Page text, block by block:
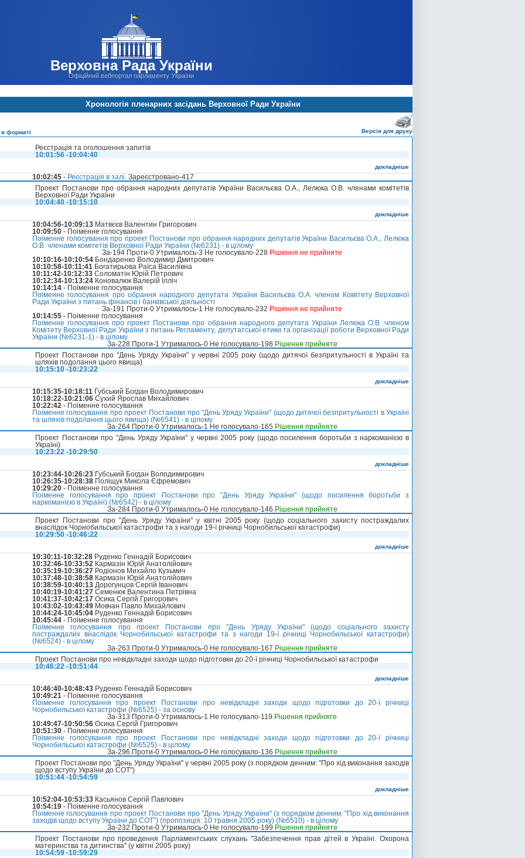
Верховна Рада України
Офіційний вебпортал парламенту України
Хронологія пленарних засідань Верховної Ради України
в форматі Версія для друку
Реєстрація та оголошення запитів
10:01:56 -10:04:40
докладніше
10:02:45 - Реєстрація в залі. Зареєстровано-417
Проект Постанови про обрання народних депутатів України Васильєва О.А., Лелюка О.В. членами комітетів
Верховної Ради України
10:04:40 -10:15:10
докладніше
10:04:56-10:09:13 Матвєєв Валентин Григорович
10:09:50 - Поіменне голосування
Поіменне голосування про проект Постанови про обрання народних депутатів України Васильєва О.А., Лелюка
О.В. членами комітетів Верховної Ради України (№6231) - в цілому
За-194 Проти-0 Утрималось-3 Не голосувало-228 Рішення не прийняте
10:10:16-10:10:54 Бондаренко Володимир Дмитрович
10:10:58-10:11:41 Богатирьова Раїса Василівна
10:11:42-10:12:33 Соломатін Юрій Петрович
10:12:34-10:13:24 Коновалюк Валерій Ілліч
10:14:14 - Поіменне голосування
Поіменне голосування про обрання народного депутата України Васильєва О.А. членом Комітету Верховної
Ради України з питань фінансів і банківської діяльності
За-191 Проти-0 Утрималось-1 Не голосувало-232 Рішення не прийняте
10:14:55 - Поіменне голосування
Поіменне голосування про проект Постанови про обрання народного депутата України Лелюка О.В. членом
Комітету Верховної Ради України з питань Регламенту, депутатської етики та організації роботи Верховної Ради
України (№6231-1) - в цілому
За-228 Проти-1 Утрималось-0 Не голосувало-198 Рішення прийняте
Проект Постанови про "День Уряду України" у червні 2005 року (щодо дитячої безпритульності в Україні та
шляхів подолання цього явища)
10:15:10 -10:23:22
докладніше
10:15:35-10:18:11 Губський Богдан Володимирович
10:18:22-10:21:06 Сухий Ярослав Михайлович
10:22:42 - Поіменне голосування
Поіменне голосування про проект Постанови про "День Уряду України" (щодо дитячої безпритульності в Україні
та шляхів подолання цього явища) (№6541) - в цілому
За-264 Проти-0 Утрималось-1 Не голосувало-165 Рішення прийняте
Проект Постанови про "День Уряду України" у червні 2005 року (щодо посилення боротьби з наркоманією в
Україні)
10:23:22 -10:29:50
докладніше
10:23:44-10:26:23 Губський Богдан Володимирович
10:26:35-10:28:38 Поліщук Микола Єфремович
10:29:20 - Поіменне голосування
Поіменне голосування про проект Постанови про "День Уряду України" (щодо посилення боротьби з
наркоманією в Україні) (№6542) - в цілому
За-284 Проти-0 Утрималось-0 Не голосувало-146 Рішення прийняте
Проект Постанови про "День Уряду України" у квітні 2005 року (щодо соціального захисту постраждалих
внаслідок Чорнобильської катастрофи та з нагоди 19-ї річниці Чорнобильської катастрофи)
10:29:50 -10:46:22
докладніше
10:30:11-10:32:28 Руденко Геннадій Борисович
10:32:46-10:33:52 Кармазін Юрій Анатолійович
10:35:19-10:36:27 Родіонов Михайло Кузьмич
10:37:48-10:38:58 Кармазін Юрій Анатолійович
10:38:59-10:40:13 Дорогунцов Сергій Іванович
10:40:19-10:41:27 Семенюк Валентина Петрівна
10:41:37-10:42:17 Осика Сергій Григорович
10:43:02-10:43:49 Мовчан Павло Михайлович
10:44:24-10:45:04 Руденко Геннадій Борисович
10:45:44 - Поіменне голосування
Поіменне голосування про проект Постанови про "День Уряду України" (щодо соціального захисту
постраждалих внаслідок Чорнобильської катастрофи та з нагоди 19-ї річниці Чорнобильської катастрофи)
(№6524) - в цілому
За-263 Проти-0 Утрималось-0 Не голосувало-167 Рішення прийняте
Проект Постанови про невідкладні заходи щодо підготовки до 20-ї річниці Чорнобильської катастрофи
10:46:22 -10:51:44
докладніше
10:46:40-10:48:43 Руденко Геннадій Борисович
10:49:21 - Поіменне голосування
Поіменне голосування про проект Постанови про невідкладні заходи щодо підготовки до 20-ї річниці
Чорнобильської катастрофи (№6525) - за основу
За-313 Проти-0 Утрималось-1 Не голосувало-119 Рішення прийняте
10:49:47-10:50:56 Осика Сергій Григорович
10:51:30 - Поіменне голосування
Поіменне голосування про проект Постанови про невідкладні заходи щодо підготовки до 20-ї річниці
Чорнобильської катастрофи (№6525) - в цілому
За-296 Проти-0 Утрималось-0 Не голосувало-136 Рішення прийняте
Проект Постанови про "День Уряду України" у червні 2005 року (з порядком денним: "Про хід виконання заходів
щодо вступу України до СОТ")
10:51:44 -10:54:59
докладніше
10:52:04-10:53:33 Касьянов Сергій Павлович
10:54:19 - Поіменне голосування
Поіменне голосування про проект Постанови про "День Уряду України" (з порядком денним: "Про хід виконання
заходів щодо вступу України до СОТ") (пропозиція: 10 травня 2005 року) (№6510) - в цілому
За-232 Проти-0 Утрималось-0 Не голосувало-199 Рішення прийняте
Проект Постанови про проведення Парламентських слухань "Забезпечення прав дітей в Україні. Охорона
материнства та дитинства" (у квітні 2005 року)
10:54:59 -10:59:29